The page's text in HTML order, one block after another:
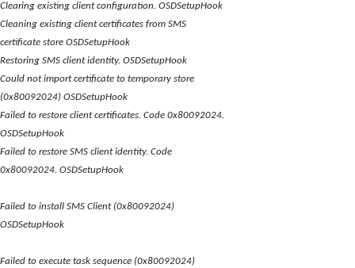
Clearing existing client configuration. OSDSetupHook
Cleaning existing client certificates from SMS
certificate store OSDSetupHook
Restoring SMS client identity. OSDSetupHook
Could not import certificate to temporary store
(0x80092024) OSDSetupHook
Failed to restore client certificates. Code 0x80092024.
OSDSetupHook
Failed to restore SMS client identity. Code
0x80092024. OSDSetupHook
Failed to install SMS Client (0x80092024)
OSDSetupHook
Failed to execute task sequence (0x80092024)